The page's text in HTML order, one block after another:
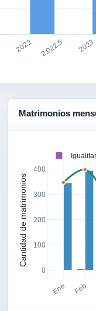
2022 2,022.5 2023
Matrimonios
Ene Feb
0
100
200
300
400
Cantidad de matrimonios